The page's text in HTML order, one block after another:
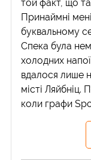
той факт, що
Принаймні
буквальному
Спека була
холодних
вдалося лише
місті Ляйбніц.
коли графи